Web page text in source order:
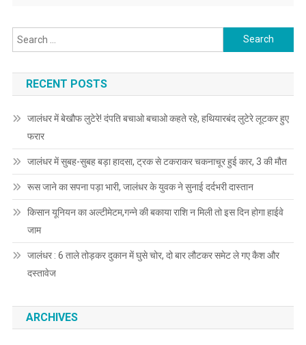
Search for:
RECENT POSTS
जालंधर में बेखौफ लुटेरे! दंपति बचाओ बचाओ कहते रहे, हथियारबंद लुटेरे लूटकर हुए
फरार
जालंधर में सुबह-सुबह बड़ा हादसा, ट्रक से टकराकर चकनाचूर हुई कार, 3 की मौत
रूस जाने का सपना पड़ा भारी, जालंधर के युवक ने सुनाई दर्दभरी दास्तान
किसान यूनियन का अल्टीमेटम,गन्ने की बकाया राशि न मिली तो इस दिन होगा हाईवे
जाम
जालंधर : 6 ताले तोड़कर दुकान में घुसे चोर, दो बार लौटकर समेट ले गए कैश और
दस्तावेज
ARCHIVES